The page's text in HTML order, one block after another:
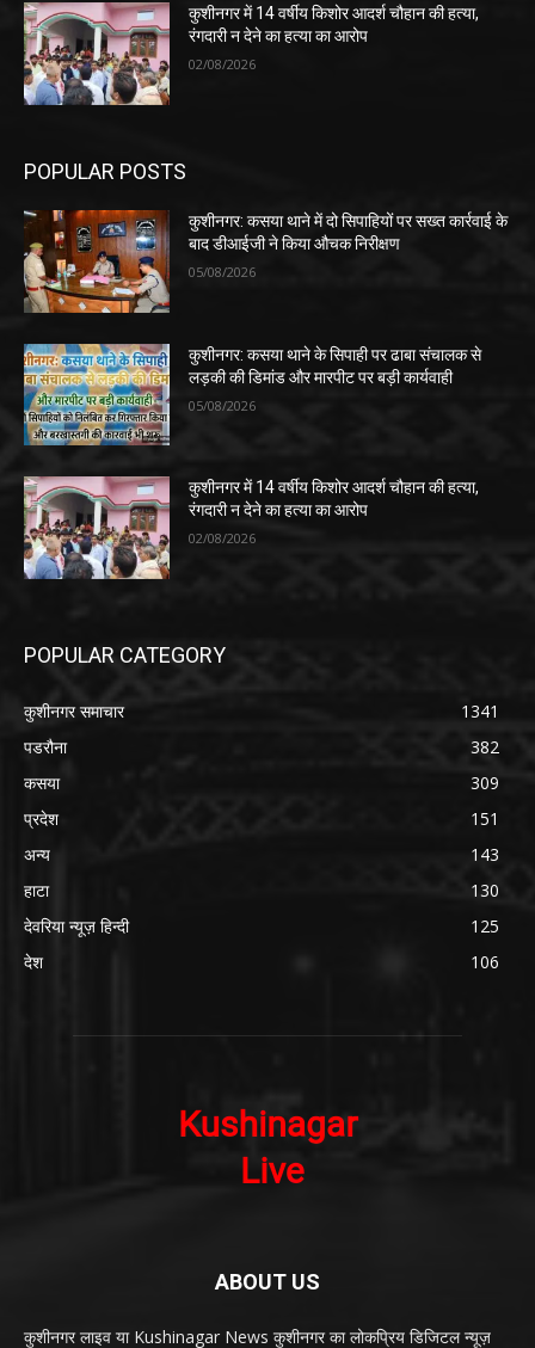
कुशीनगर में 14 वर्षीय किशोर आदर्श चौहान की हत्या,
रंगदारी न देने का हत्या का आरोप
02/08/2026
POPULAR POSTS
कुशीनगर: कसया थाने में दो सिपाहियों पर सख्त कार्रवाई के
बाद डीआईजी ने किया औचक निरीक्षण
05/08/2026
कुशीनगर: कसया थाने के सिपाही पर ढाबा संचालक से
लड़की की डिमांड और मारपीट पर बड़ी कार्यवाही
05/08/2026
कुशीनगर में 14 वर्षीय किशोर आदर्श चौहान की हत्या,
रंगदारी न देने का हत्या का आरोप
02/08/2026
POPULAR CATEGORY
कुशीनगर समाचार
1341
पडरौना
382
कसया
309
प्रदेश
151
अन्य
143
हाटा
130
देवरिया न्यूज़ हिन्दी
125
देश
106
ABOUT US
कुशीनगर लाइव या Kushinagar News कुशीनगर का लोकप्रिय डिजिटल न्यूज़